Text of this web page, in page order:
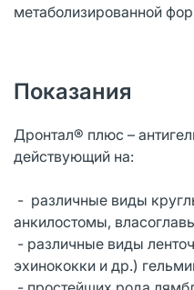
метаболизированной
Показания
Дронтал® плюс –
действующий на:
- различные виды
анкилостомы,
- различные виды
эхинококки и др.)